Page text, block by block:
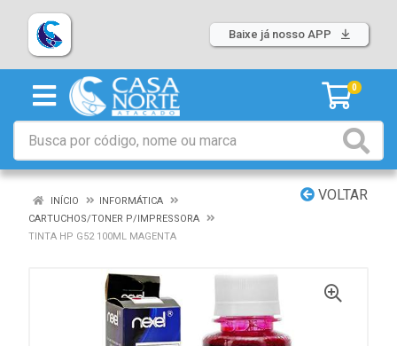
Baixe já nosso APP
0
VOLTAR
INÍCIO
INFORMÁTICA
CARTUCHOS/TONER P/IMPRESSORA
TINTA HP G52 100ML MAGENTA